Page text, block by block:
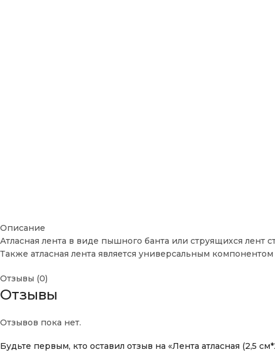
Описание
Атласная лента в виде пышного банта или струящихся
Также атласная лента является универсальным
Отзывы (0)
Отзывы
Отзывов пока нет.
Будьте первым, кто оставил отзыв на «Лента атласная (2,5